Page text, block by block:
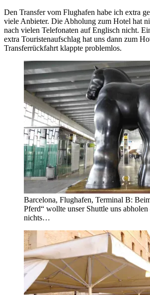
Den Transfer vom Flughafen habe ich extra
viele Anbieter. Die Abholung zum Hotel hat
nach vielen Telefonaten auf Englisch nicht.
extra Touristenaufschlag hat uns dann zum
Transferrückfahrt klappte problemlos.
Barcelona, Flughafen, Terminal B:
Pferd“ wollte unser Shuttle uns
nichts…